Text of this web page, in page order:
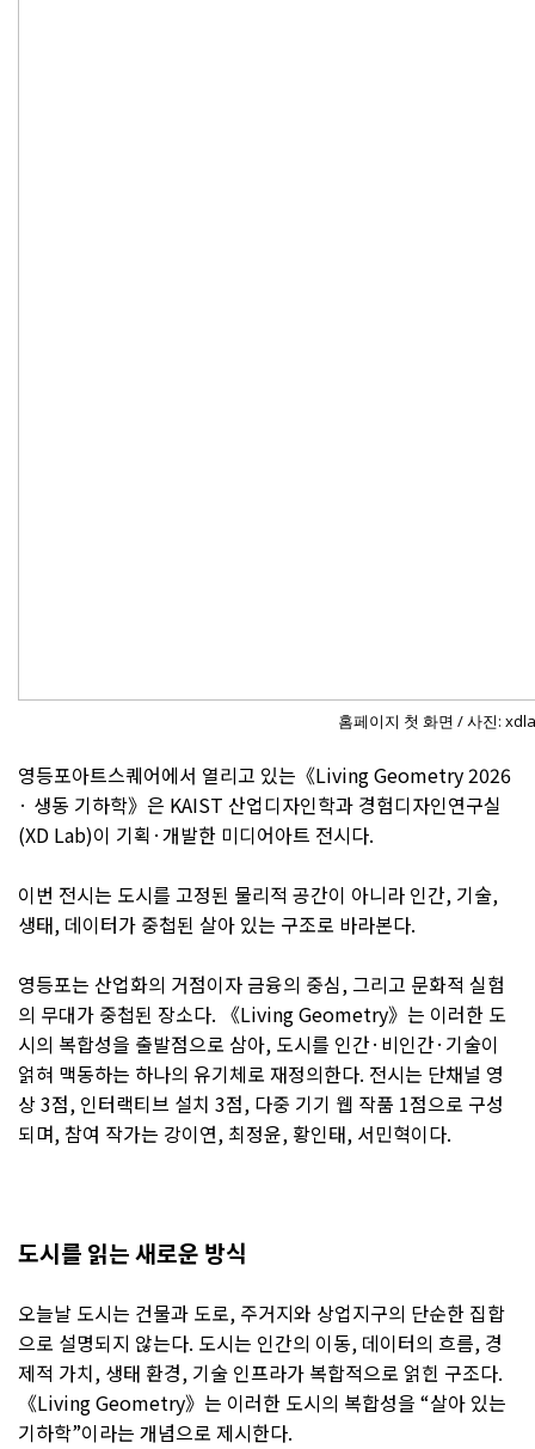
홈페이지 첫 화면 / 사진:
영등포아트스퀘어에서 열리고 있는《Living Geometry 2026
· 생동 기하학》은 KAIST 산업디자인학과 경험디자인연구실
(XD Lab)이 기획·개발한 미디어아트 전시다.
이번 전시는 도시를 고정된 물리적 공간이 아니라 인간, 기술,
생태, 데이터가 중첩된 살아 있는 구조로 바라본다.
영등포는 산업화의 거점이자 금융의 중심, 그리고 문화적 실험
의 무대가 중첩된 장소다. 《Living Geometry》는 이러한 도
시의 복합성을 출발점으로 삼아, 도시를 인간·비인간·기술이
얽혀 맥동하는 하나의 유기체로 재정의한다. 전시는 단채널 영
상 3점, 인터랙티브 설치 3점, 다중 기기 웹 작품 1점으로 구성
되며, 참여 작가는 강이연, 최정윤, 황인태, 서민혁이다.
도시를 읽는 새로운 방식
오늘날 도시는 건물과 도로, 주거지와 상업지구의 단순한 집합
으로 설명되지 않는다. 도시는 인간의 이동, 데이터의 흐름, 경
제적 가치, 생태 환경, 기술 인프라가 복합적으로 얽힌 구조다.
《Living Geometry》는 이러한 도시의 복합성을 “살아 있는
기하학”이라는 개념으로 제시한다.